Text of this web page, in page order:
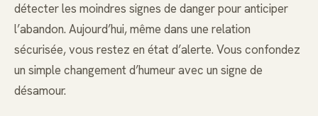
détecter les moindres signes de danger pour anticiper
l’abandon. Aujourd’hui, même dans une relation
sécurisée, vous restez en état d’alerte. Vous confondez
un simple changement d’humeur avec un signe de
désamour.